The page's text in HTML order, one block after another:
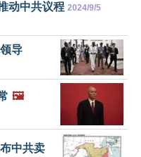
动中共议程 2024/9/5
导
🖼️
中共卖